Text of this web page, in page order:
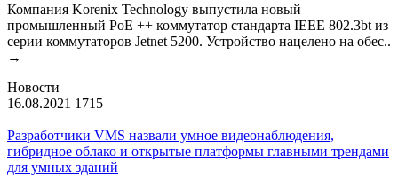
Компания Korenix Technology выпустила новый
промышленный PoE ++ коммутатор стандарта IEEE 802.3bt из
серии коммутаторов Jetnet 5200. Устройство нацелено на обес..
→
Новости
16.08.2021 1715
Разработчики VMS назвали умное видеонаблюдения,
гибридное облако и открытые платформы главными трендами
для умных зданий